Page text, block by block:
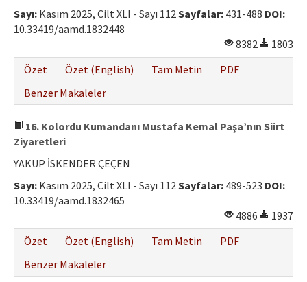
Sayı: Kasım 2025, Cilt XLI - Sayı 112Sayfalar: 431-488 DOI:
10.33419/aamd.1832448
8382
1803
Özet
Özet (English) Tam Metin
PDF
Benzer Makaleler
16. Kolordu Kumandanı Mustafa Kemal Paşa’nın Siirt
Ziyaretleri
YAKUP İSKENDER ÇEÇEN
Sayı: Kasım 2025, Cilt XLI - Sayı 112Sayfalar: 489-523 DOI:
10.33419/aamd.1832465
4886
1937
Özet
Özet (English) Tam Metin
PDF
Benzer Makaleler